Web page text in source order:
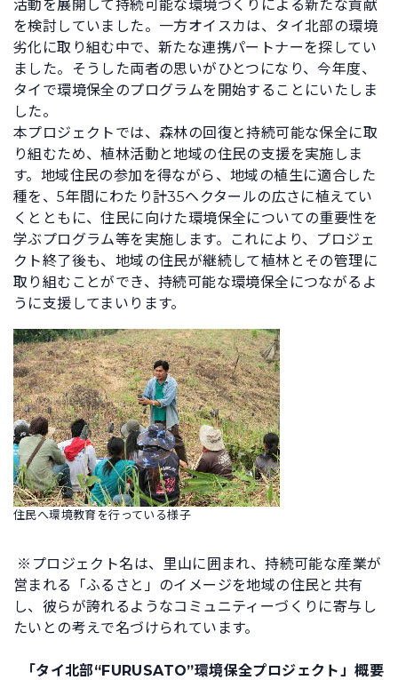
活動を展開して持続可能な環境づくりによる新たな貢献
を検討していました。一方オイスカは、タイ北部の環境
劣化に取り組む中で、新たな連携パートナーを探してい
ました。そうした両者の思いがひとつになり、今年度、
タイで環境保全のプログラムを開始することにいたしま
した。
本プロジェクトでは、森林の回復と持続可能な保全に取
り組むため、植林活動と地域の住民の支援を実施しま
す。地域住民の参加を得ながら、地域の植生に適合した
種を、5年間にわたり計35ヘクタールの広さに植えてい
くとともに、住民に向けた環境保全についての重要性を
学ぶプログラム等を実施します。これにより、プロジェ
クト終了後も、地域の住民が継続して植林とその管理に
取り組むことができ、持続可能な環境保全につながるよ
うに支援してまいります。
住民へ環境教育を行っている様子
※プロジェクト名は、里山に囲まれ、持続可能な産業が
営まれる「ふるさと」のイメージを地域の住民と共有
し、彼らが誇れるようなコミュニティーづくりに寄与し
たいとの考えで名づけられています。
「タイ北部“FURUSATO”環境保全プロジェクト」概要